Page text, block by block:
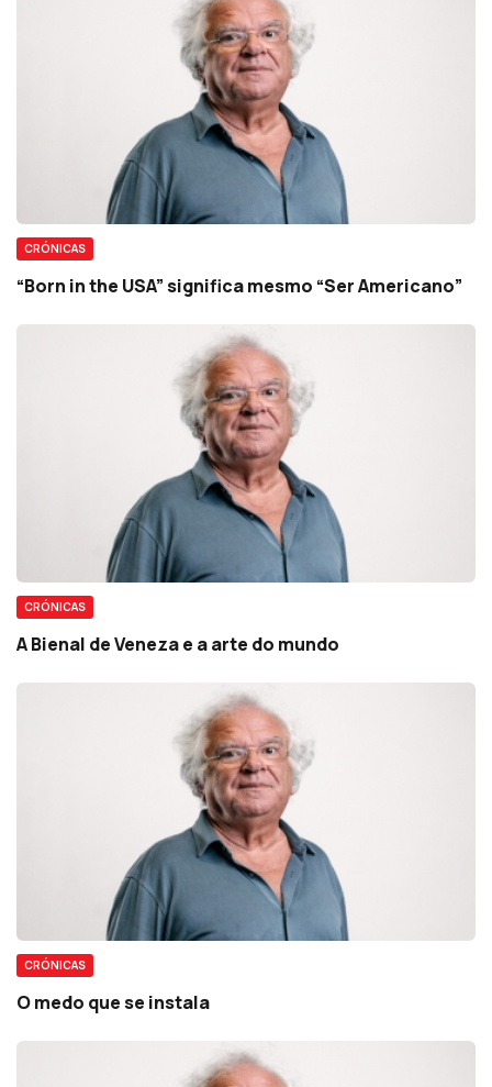
CRÓNICAS
“Born in the USA” significa mesmo “Ser Americano”
CRÓNICAS
A Bienal de Veneza e a arte do mundo
CRÓNICAS
O medo que se instala